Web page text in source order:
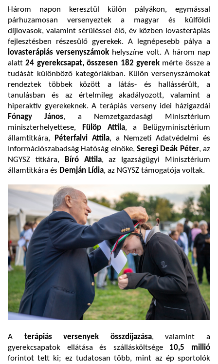
Három napon keresztül külön pályákon, egymással
párhuzamosan versenyeztek a magyar és külföldi
díjlovasok, valamint sérüléssel élő, év közben lovasterápiás
fejlesztésben részesülő gyerekek. A legnépesebb pálya a
lovasterápiás versenyszámok helyszíne volt. A három nap
alatt24 gyerekcsapat, összesen 182 gyerek mérte össze a
tudását különböző kategóriákban. Külön versenyszámokat
rendeztek többek között a látás- és hallássérült, a
tanulásban és az értelmileg akadályozott, valamint a
hiperaktív gyerekeknek. A terápiás verseny idei házigazdái
Fónagy János, a Nemzetgazdasági Minisztérium
miniszterhelyettese, Fülöp Attila, a Belügyminisztérium
államtitkára, Péterfalvi Attila, a Nemzeti Adatvédelmi és
Információszabadság Hatóság elnöke, Seregi Deák Péter, az
NGYSZ titkára, Bíró Attila, az Igazságügyi Minisztérium
államtitkára és Demján Lídia, az NGYSZ támogatója voltak.
A terápiás versenyek összdíjazása, valamint a
gyerekcsapatok ellátása és szállásköltsége 10,5 millió
forintot tett ki; ez tudatosan több, mint az ép sportolók